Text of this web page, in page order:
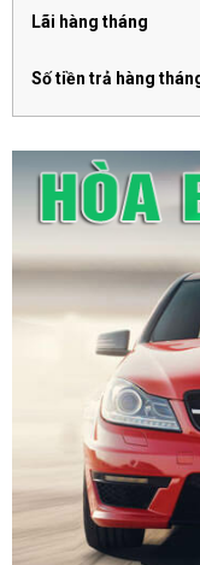
Lãi hàng tháng
Số tiền trả hàng